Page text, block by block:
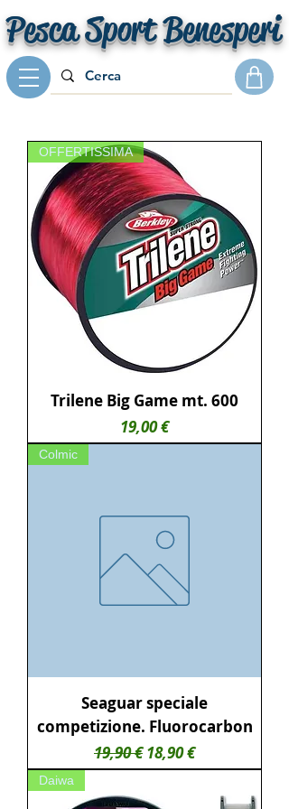
Pesca Sport Benesperi
OFFERTISSIMA
Trilene Big Game mt. 600
Prezzo
19,00 €
Colmic
Seaguar speciale
competizione. Fluorocarbon
Prezzo regolare
19,90 € Prezzo scontato
18,90 €
Daiwa